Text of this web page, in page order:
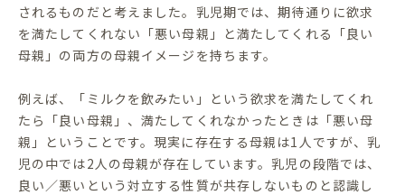
されるものだと考えました。乳児期では、期待通りに欲求
を満たしてくれない「悪い母親」と満たしてくれる「良い
母親」の両方の母親イメージを持ちます。
例えば、「ミルクを飲みたい」という欲求を満たしてくれ
たら「良い母親」、満たしてくれなかったときは「悪い母
親」ということです。現実に存在する母親は1人ですが、乳
児の中では2人の母親が存在しています。乳児の段階では、
良い／悪いという対立する性質が共存しないものと認識し